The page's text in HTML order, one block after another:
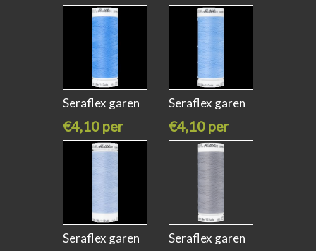
stuk
stuk
Seraflex garen
€4,10 per
stuk
Seraflex garen
€4,10 per
stuk
Seraflex garen
Seraflex garen